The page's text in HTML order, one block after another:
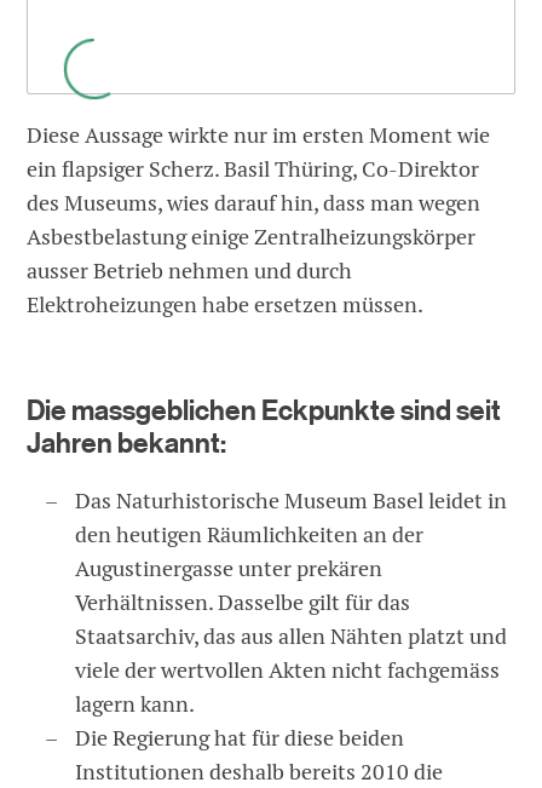
Diese Aussage wirkte nur im ersten Moment wie
ein flapsiger Scherz. Basil Thüring, Co-Direktor
des Museums, wies darauf hin, dass man wegen
Asbestbelastung einige Zentralheizungskörper
ausser Betrieb nehmen und durch
Elektroheizungen habe ersetzen müssen.
Die massgeblichen Eckpunkte sind seit
Jahren bekannt:
Das Naturhistorische Museum Basel leidet in
den heutigen Räumlichkeiten an der
Augustinergasse unter prekären
Verhältnissen. Dasselbe gilt für das
Staatsarchiv, das aus allen Nähten platzt und
viele der wertvollen Akten nicht fachgemäss
lagern kann.
Die Regierung hat für diese beiden
Institutionen deshalb bereits 2010 die